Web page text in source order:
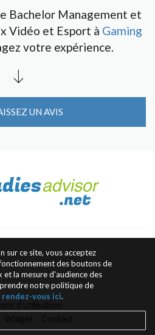
Bachelor Management et
Vidéo et Esport à Gaming
votre expérience.
UN AVIS
sur ce site, vous acceptez
des boutons de
et la mesure d'audience des
notre politique de
rendez-vous ici.